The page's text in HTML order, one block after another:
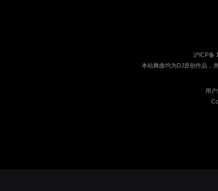
沪ICP备
本站舞曲均为DJ原创作品，
用